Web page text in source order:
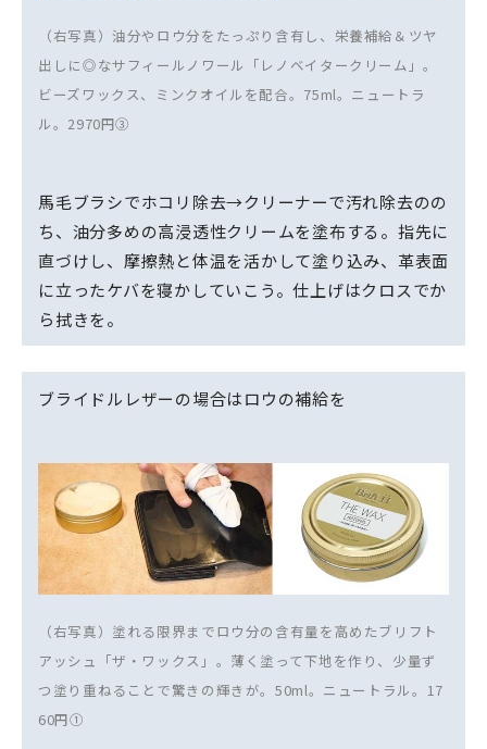
（右写真）油分やロウ分をたっぷり含有し、栄養補給＆ツヤ
出しに◎なサフィールノワール「レノベイタークリーム」。
ビーズワックス、ミンクオイルを配合。75ml。ニュートラ
ル。2970円③
馬毛ブラシでホコリ除去→クリーナーで汚れ除去のの
ち、油分多めの高浸透性クリームを塗布する。指先に
直づけし、摩擦熱と体温を活かして塗り込み、革表面
に立ったケバを寝かしていこう。仕上げはクロスでか
ら拭きを。
ブライドルレザーの場合はロウの補給を
（右写真）塗れる限界までロウ分の含有量を高めたブリフト
アッシュ「ザ・ワックス」。薄く塗って下地を作り、少量ず
つ塗り重ねることで驚きの輝きが。50ml。ニュートラル。17
60円①